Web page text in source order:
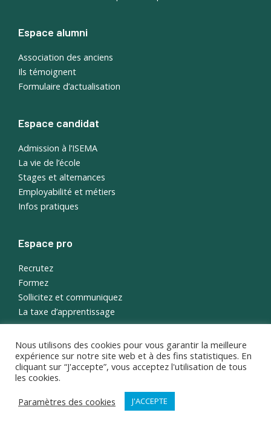
Espace alumni
Association des anciens
Ils témoignent
Formulaire d’actualisation
Espace candidat
Admission à l’ISEMA
La vie de l’école
Stages et alternances
Employabilité et métiers
Infos pratiques
Espace pro
Recrutez
Formez
Sollicitez et communiquez
La taxe d’apprentissage
English
Portail étudiant
© 2026 ISEMA, tous droits réservés ·Crédits et mentions légales
Politique de protection des données
Nous utilisons des cookies pour vous garantir la meilleure
expérience sur notre site web et à des fins statistiques. En
cliquant sur “J'accepte”, vous acceptez l'utilisation de tous
les cookies.
Paramètres des cookies
J'ACCEPTE